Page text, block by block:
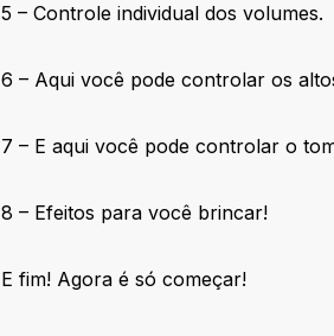
5 – Controle individual dos volumes.
6 – Aqui você pode controlar os
7 – E aqui você pode controlar o
8 – Efeitos para você brincar!
E fim! Agora é só começar!